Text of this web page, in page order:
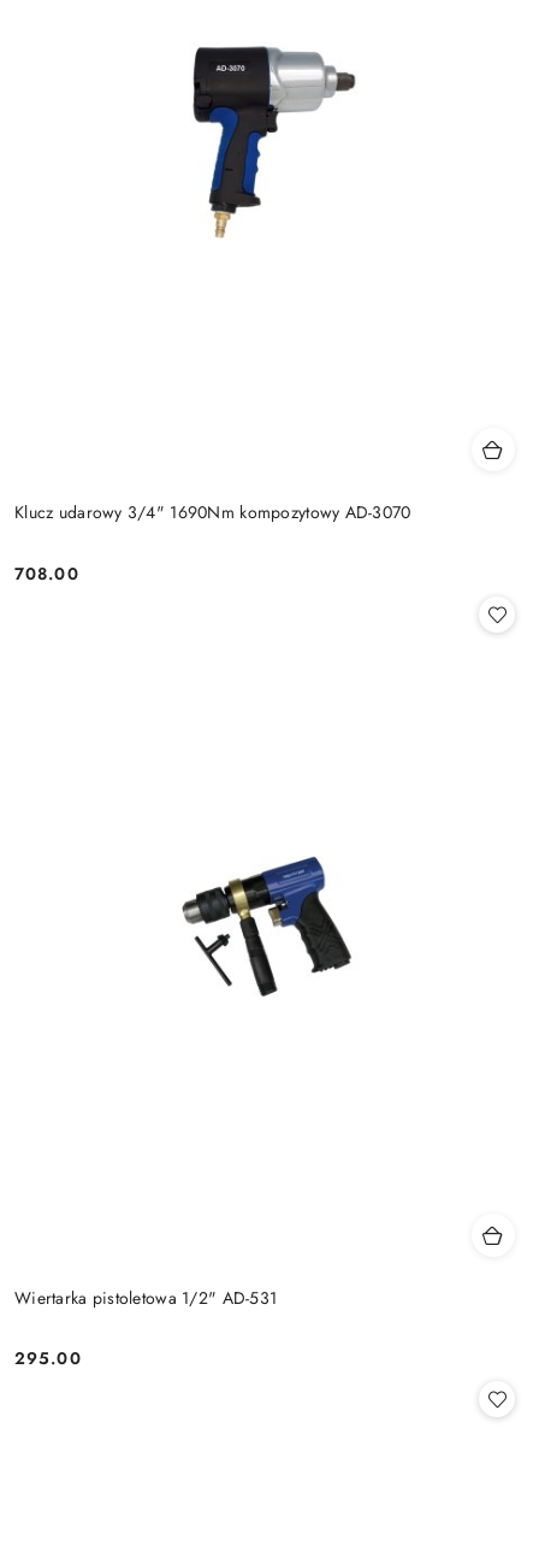
Klucz udarowy 3/4" 1690Nm kompozytowy AD-3070
Cena:
708.00
Wiertarka pistoletowa 1/2" AD-531
Cena:
295.00